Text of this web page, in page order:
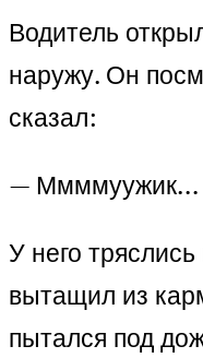
Водитель
наружу. Он
сказал:
— Ммммуужик…
У него
вытащил из
пытался под